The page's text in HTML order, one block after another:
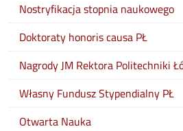
Nostryfikacja stopnia naukowego
Doktoraty honoris causa PŁ
Nagrody JM Rektora Politechniki
Własny Fundusz Stypendialny PŁ
Otwarta Nauka